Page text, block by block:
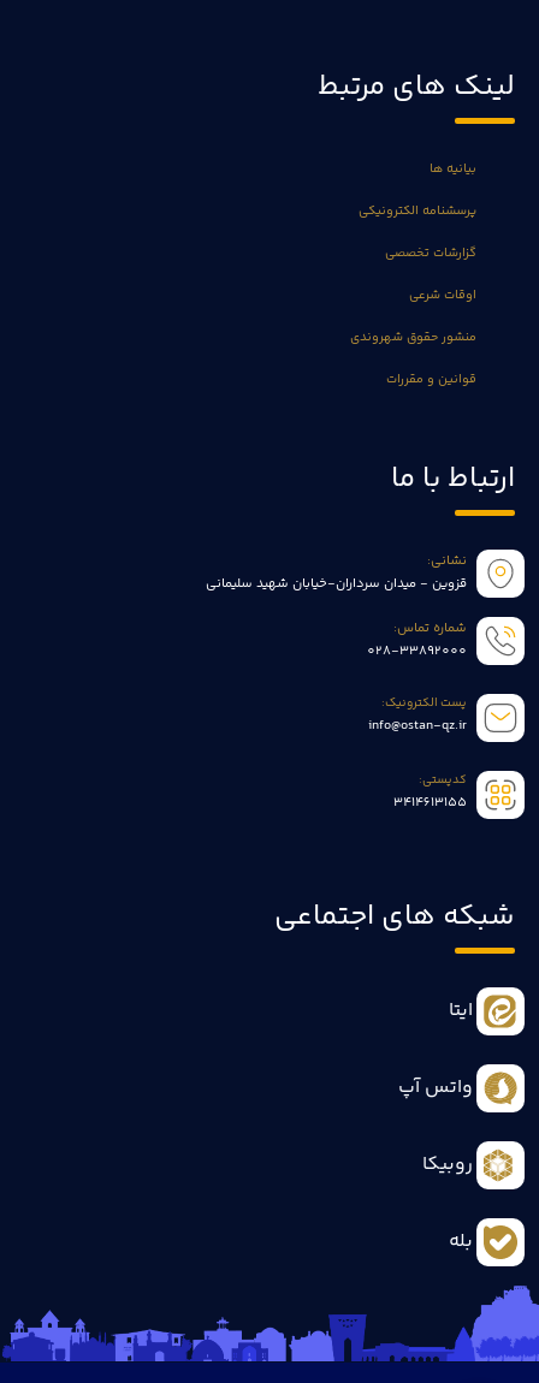
لینک های مرتبط
بیانیه ها
پرسشنامه الکترونیکی
گزارشات تخصصی
اوقات شرعی
منشور حقوق شهروندی
قوانین و مقررات
ارتباط با ما
نشانی:
قزوین - میدان سرداران-خیابان شهید سلیمانی
شماره تماس:
028-33892000
پست الکترونیک:
info@ostan-qz.ir
کدپستی:
3414613155
شبکه های اجتماعی
ایتا
واتس آپ
روبیکا
بله